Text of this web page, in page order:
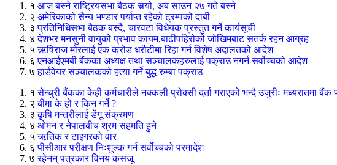
१ आज बस्ने राष्ट्रियसभा बैठक सर्‍यो, अब साउन २७ गते बस्ने
२ अमेरिकाको सैन्य भण्डार पर्याप्त रहेको ट्रम्पको दाबी
३ प्रतिनिधिसभा बैठक बस्दै, चारवटा विधेयक प्रस्तुत गर्ने कार्यसूची
४ देशभर मनसुनी वायुको प्रभाव कायम,बाढीपहिरोको जोखिमबाट सतर्क रहन आग्रह
५ ऋषिराज मोरलाई एक करोड धरौटीमा रिहा गर्न विशेष अदालतको आदेश
६ एनआईएमबी बैंकका अध्यक्ष तथा सञ्चालकहरुलाई पक्राउ नगर्न सर्वोच्चको आदेश
७ हार्डवेयर सञ्चालकको हत्या गर्ने बुद्ध रुम्बा पक्राउ
१ सेन्चुरी बैंकका केही कर्मचारीले नक्कली प्रोक्सी दर्ता गराएको भन्दै उजुरीः मध्यरातमा बैंक
२ बीमा के हो र किन गर्ने ?
३ कृषि मन्त्रीलाई डेंगू संक्रमण
४ ओमन र नेपालबीच श्रम सहमति हुने
५ ऋतिक र टाइगरको वार
६ पीसीआर परीक्षण निःशुल्क गर्न सर्वोच्चको परमादेश
७ रहेनन् पत्रकार विनय कसजू